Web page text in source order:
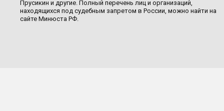
Прусикин и другие. Полный перечень лиц и организаций,
находящихся под судебным запретом в России, можно найти на
сайте Минюста РФ.